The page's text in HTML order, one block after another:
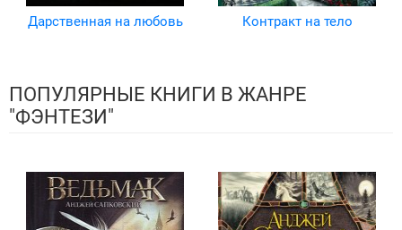
Дарственная на любовь Контракт на тело
ПОПУЛЯРНЫЕ КНИГИ В ЖАНРЕ
"ФЭНТЕЗИ"